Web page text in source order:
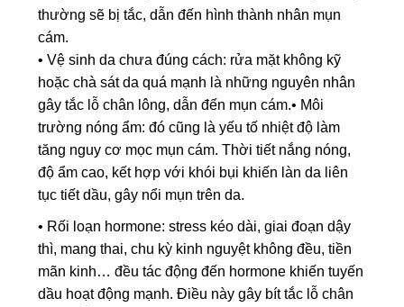
thường sẽ bị tắc, dẫn đến hình thành nhân mụn
cám.
• Vệ sinh da chưa đúng cách: rửa mặt không kỹ
hoặc chà sát da quá mạnh là những nguyên nhân
gây tắc lỗ chân lông, dẫn đến mụn cám.• Môi
trường nóng ẩm: đó cũng là yếu tố nhiệt độ làm
tăng nguy cơ mọc mụn cám. Thời tiết nắng nóng,
độ ẩm cao, kết hợp với khói bụi khiến làn da liên
tục tiết dầu, gây nổi mụn trên da.
• Rối loạn hormone: stress kéo dài, giai đoạn dậy
thì, mang thai, chu kỳ kinh nguyệt không đều, tiền
mãn kinh… đều tác động đến hormone khiến tuyến
dầu hoạt động mạnh. Điều này gây bít tắc lỗ chân